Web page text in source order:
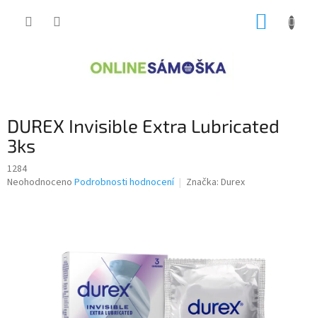
DUREX Invisible Extra Lubricated
3ks
1284
Průměrné
Neohodnoceno Podrobnosti hodnocení Značka: Durex